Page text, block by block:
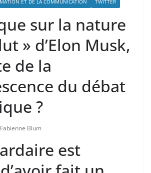
ET DE LA COMMUNICATION
TWITTER
sur la nature
» d’Elon Musk,
de la
du débat
?
Fabienne Blum
est